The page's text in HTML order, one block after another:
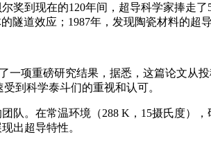
到现在的120年间，超导科学家捧走
道效应；1987年，发现陶瓷材料的超
项重磅研究结果，据悉，这篇论文从
到科学泰斗们的重视和认可。
。在常温环境（288 K，15摄氏度）
出超导特性。